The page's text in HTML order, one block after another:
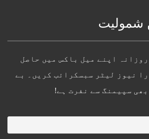
شمولیت
اپنے میل باکس میں حاصل
نیوز لیٹر سبسکرائب کریں۔ بے
سپیمنگ سے نفرت ہے!